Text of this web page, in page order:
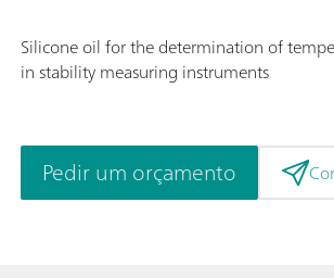
Silicone oil for the determination of
in stability measuring instruments
Pedir um orçamento